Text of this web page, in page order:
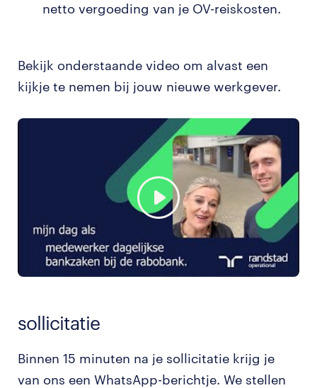
netto vergoeding van je OV-reiskosten.
Bekijk onderstaande video om alvast een
kijkje te nemen bij jouw nieuwe werkgever.
sollicitatie
Binnen 15 minuten na je sollicitatie krijg je
van ons een WhatsApp-berichtje. We stellen